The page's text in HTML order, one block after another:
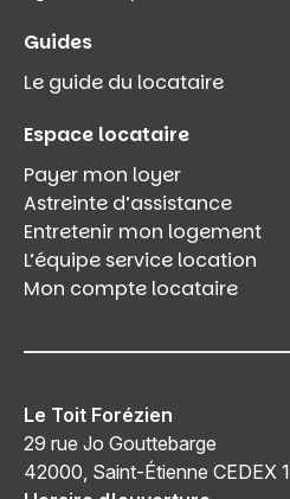
Guides
Le guide du locataire
Espace locataire
Payer mon loyer
Astreinte d’assistance
Entretenir mon logement
L’équipe service location
Mon compte locataire
Le Toit Forézien
29 rue Jo Gouttebarge
42000, Saint-Étienne CEDEX 1